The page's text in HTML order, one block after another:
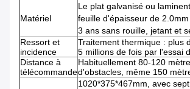
Matériel
Le plat galvanisé ou
feuille d'épaisseur de 2.0mm
3 ans sans rouille, jetant et
Ressort et
incidence
Traitement thermique : plus
5 millions de fois par l'essai
Distance à
télécommande
Habituellement 80-120
d'obstacles, même 150
1020*375*467mm, avec